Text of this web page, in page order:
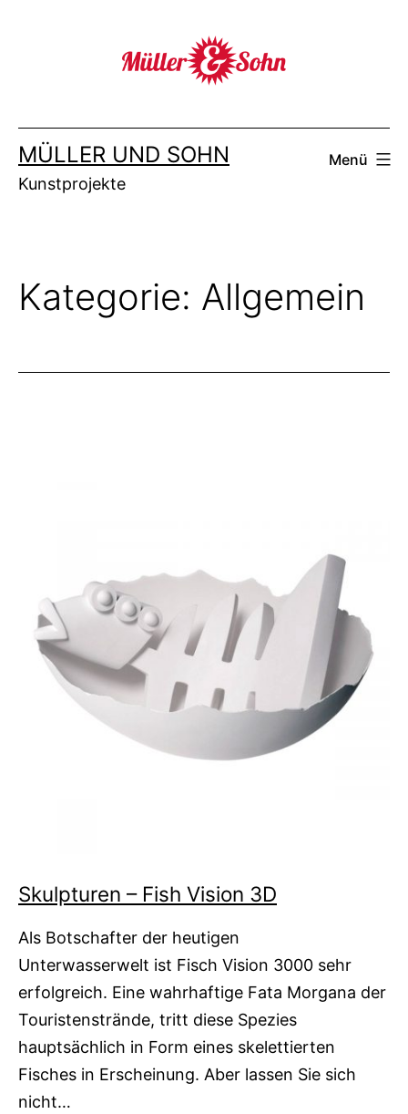
MÜLLER UND SOHN
Kunstprojekte
Menü
Kategorie: Allgemein
Skulpturen – Fish Vision 3D
Als Botschafter der heutigen
Unterwasserwelt ist Fisch Vision 3000 sehr
erfolgreich. Eine wahrhaftige Fata Morgana der
Touristenstrände, tritt diese Spezies
hauptsächlich in Form eines skelettierten
Fisches in Erscheinung. Aber lassen Sie sich
nicht…